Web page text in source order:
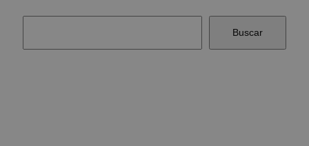
Buscar